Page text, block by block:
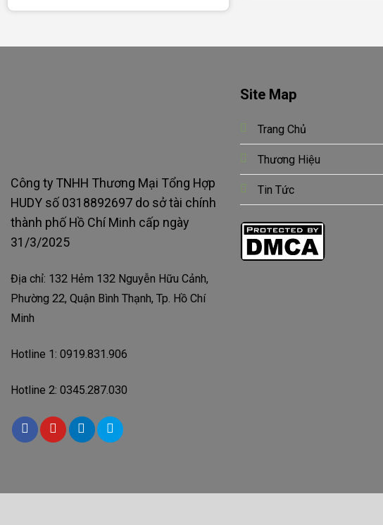
Công ty TNHH Thương Mại Tổng Hợp
HUDY số 0318892697 do sở tài chính
thành phố Hồ Chí Minh cấp ngày
31/3/2025
Địa chỉ: 132 Hẻm 132 Nguyễn Hữu Cảnh,
Phường 22, Quận Bình Thạnh, Tp. Hồ Chí
Minh
Hotline 1: 0919.831.906
Hotline 2: 0345.287.030
Site Map
Trang Chủ
Thương Hiệu
Tin Tức